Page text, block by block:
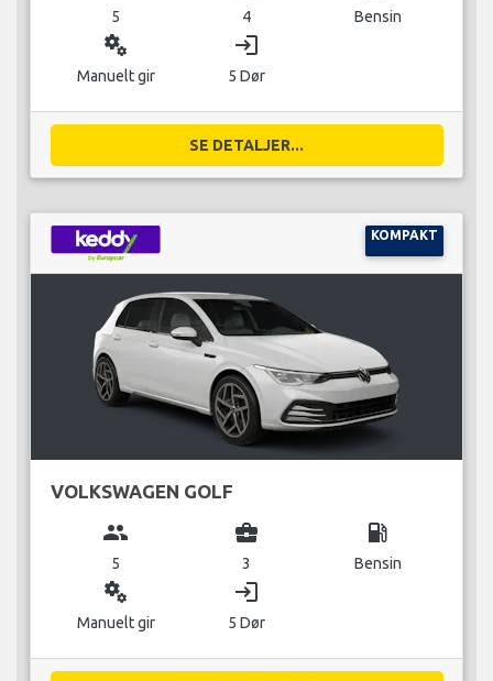
5 4 Bensin
miscellaneous_services
Manuelt gir
login
5 Dør
SE DETALJER...
KOMPAKT
VOLKSWAGEN GOLF
group
5
business_center
3
local_gas_station
Bensin
miscellaneous_services
Manuelt gir
login
5 Dør